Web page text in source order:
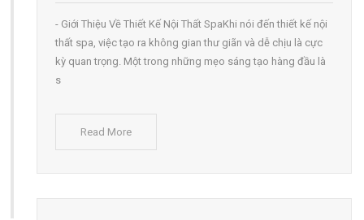
- Giới Thiệu Về Thiết Kế Nội Thất SpaKhi nói đến thiết kế nội
thất spa, việc tạo ra không gian thư giãn và dễ chịu là cực
kỳ quan trọng. Một trong những mẹo sáng tạo hàng đầu là
s
Read More